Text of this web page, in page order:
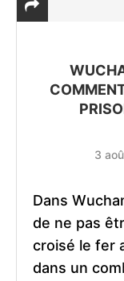
3
Dans
de ne pas
croisé le fer
dans un